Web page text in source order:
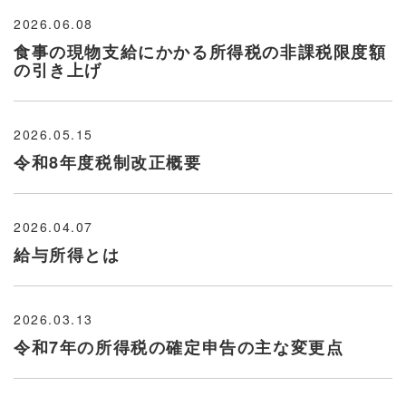
2026.06.08
食事の現物支給にかかる所得税の非課税限度額
の引き上げ
2026.05.15
令和8年度税制改正概要
2026.04.07
給与所得とは
2026.03.13
令和7年の所得税の確定申告の主な変更点